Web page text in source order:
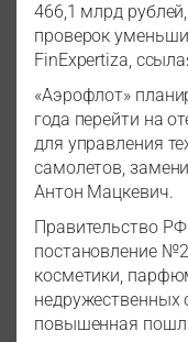
466,1 млрд
проверок
FinExpertiza,
«Аэрофлот»
года перейти на
для управления
самолетов,
Антон Мацкевич.
Правительство
постановление
косметики,
недружественных
повышенная